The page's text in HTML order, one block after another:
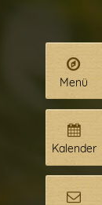
Menü
Kalender